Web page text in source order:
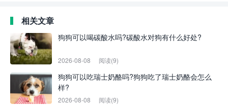
相关文章
狗狗可以喝碳酸水吗?碳酸水对狗有什么好处?
2026-08-08 阅读(9)
狗狗可以吃瑞士奶酪吗?狗狗吃了瑞士奶酪会怎么
样?
2026-08-08 阅读(9)